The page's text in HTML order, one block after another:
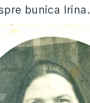
bunica Irina.